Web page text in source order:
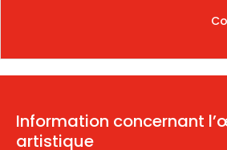
Information concernant
artistique